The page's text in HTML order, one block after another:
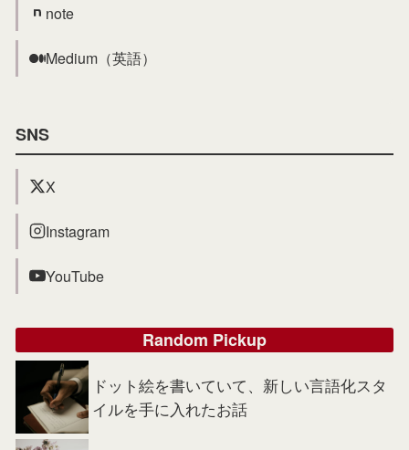
note
Medium（英語）
SNS
X
Instagram
YouTube
Random Pickup
ドット絵を書いていて、新しい言語化スタ
イルを手に入れたお話